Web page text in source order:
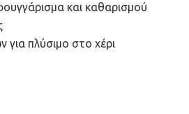
και καθαρισμού
για πλύσιμο στο χέρι